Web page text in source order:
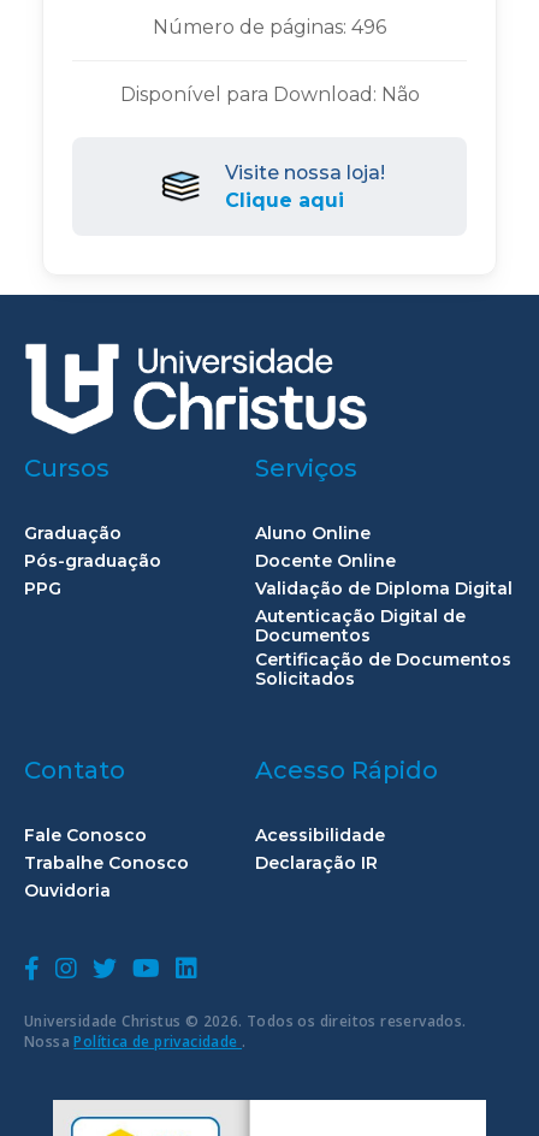
Número de páginas: 496
Disponível para Download: Não
Visite nossa loja!
Clique aqui
Universidade Christus © 2026. Todos os direitos reservados.
NossaPolítica de privacidade .
Cursos
Graduação
Pós-graduação
PPG
Serviços
Aluno Online
Docente Online
Validação de Diploma Digital
Autenticação Digital de
Documentos
Certificação de Documentos
Solicitados
Contato
Fale Conosco
Trabalhe Conosco
Ouvidoria
Acesso Rápido
Acessibilidade
Declaração IR